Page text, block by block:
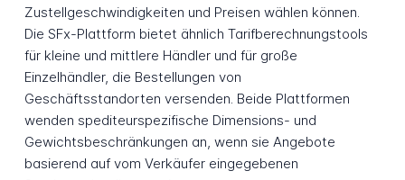
Zustellgeschwindigkeiten und Preisen wählen können.
Die SFx-Plattform bietet ähnlich Tarifberechnungstools
für kleine und mittlere Händler und für große
Einzelhändler, die Bestellungen von
Geschäftsstandorten versenden. Beide Plattformen
wenden spediteurspezifische Dimensions- und
Gewichtsbeschränkungen an, wenn sie Angebote
basierend auf vom Verkäufer eingegebenen